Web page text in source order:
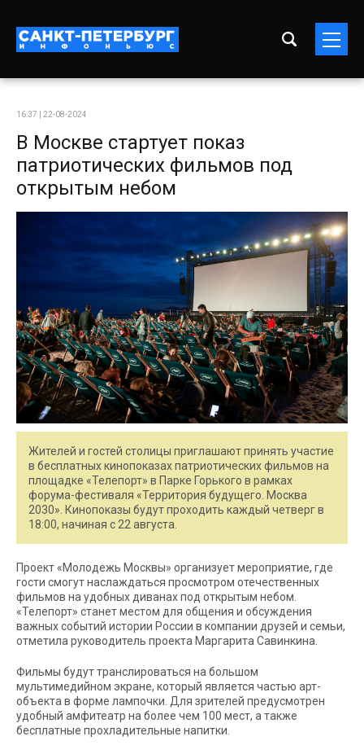
16:37 | 22-08-2024
В Москве стартует показ
патриотических фильмов под
открытым небом
Жителей и гостей столицы приглашают принять участие
в бесплатных кинопоказах патриотических фильмов на
площадке «Телепорт» в Парке Горького в рамках
форума-фестиваля «Территория будущего. Москва
2030». Кинопоказы будут проходить каждый четверг в
18:00, начиная с 22 августа.
Проект «Молодежь Москвы» организует мероприятие, где
гости смогут наслаждаться просмотром отечественных
фильмов на удобных диванах под открытым небом.
«Телепорт» станет местом для общения и обсуждения
важных событий истории России в компании друзей и семьи,
отметила руководитель проекта Маргарита Савинкина.
Фильмы будут транслироваться на большом
мультимедийном экране, который является частью арт-
объекта в форме лампочки. Для зрителей предусмотрен
удобный амфитеатр на более чем 100 мест, а также
бесплатные прохладительные напитки.